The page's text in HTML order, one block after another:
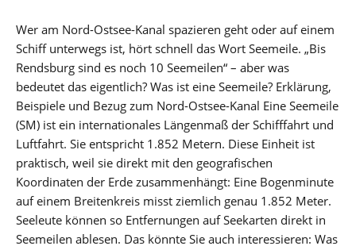
Wer am Nord-Ostsee-Kanal spazieren geht oder auf einem
Schiff unterwegs ist, hört schnell das Wort Seemeile. „Bis
Rendsburg sind es noch 10 Seemeilen“ – aber was
bedeutet das eigentlich? Was ist eine Seemeile? Erklärung,
Beispiele und Bezug zum Nord-Ostsee-Kanal Eine Seemeile
(SM) ist ein internationales Längenmaß der Schifffahrt und
Luftfahrt. Sie entspricht 1.852 Metern. Diese Einheit ist
praktisch, weil sie direkt mit den geografischen
Koordinaten der Erde zusammenhängt: Eine Bogenminute
auf einem Breitenkreis misst ziemlich genau 1.852 Meter.
Seeleute können so Entfernungen auf Seekarten direkt in
Seemeilen ablesen. Das könnte Sie auch interessieren: Was